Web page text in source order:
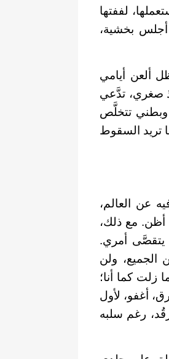
لففتها
بخشية،
ألعن أيامي
صغري، تدَّعي
وبطني تتخلَّص
تريد السقوط
عن العالم،
أظن. مع ذلك،
يتقصَّى أمري.
الجميع، ولن
زلت كما أنا؛
أغفو، لأول
رغم سلبه